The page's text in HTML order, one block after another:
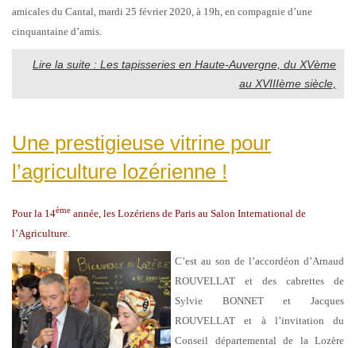
amicales du Cantal, mardi 25 février 2020, à 19h, en compagnie d’une
cinquantaine d’amis.
Lire la suite : Les tapisseries en Haute-Auvergne, du XVème
au XVIIIème siècle,
Une prestigieuse vitrine pour
l’agriculture lozérienne !
Pour la 14ème année, les Lozériens de Paris au Salon International de
l’Agriculture.
C’est au son de l’accordéon d’Arnaud
ROUVELLAT et des cabrettes de
Sylvie BONNET et Jacques
ROUVELLAT et à l’invitation du
Conseil départemental de la Lozère